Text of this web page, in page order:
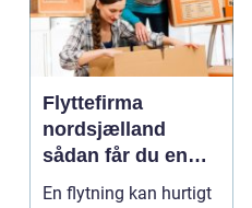
Flyttefirma
nordsjælland
sådan får du en
tryg og effektiv
En flytning kan hurtigt